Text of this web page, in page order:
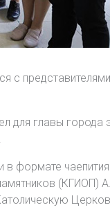
с
для главы
(КГИОП)